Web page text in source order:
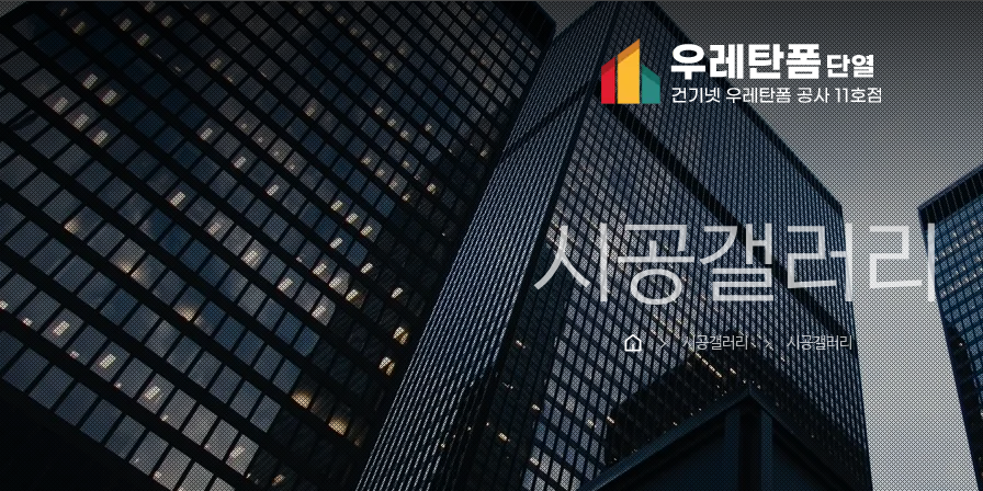
시공갤러리
chevron_right 시공갤러리 chevron_right 시공갤러리